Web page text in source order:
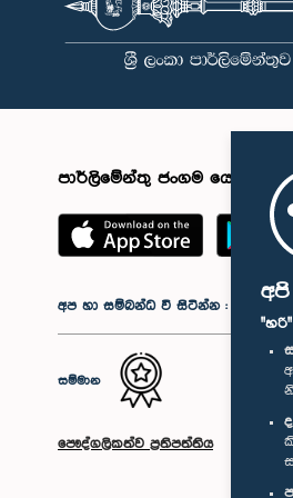
පාර්ලිමේන්තු ජංගම යෙදුම
අප හා සම්බන්ධ වී සිටින්න :
සම්මාන
පෞද්ගලිකත්ව ප්‍රතිපත්තිය